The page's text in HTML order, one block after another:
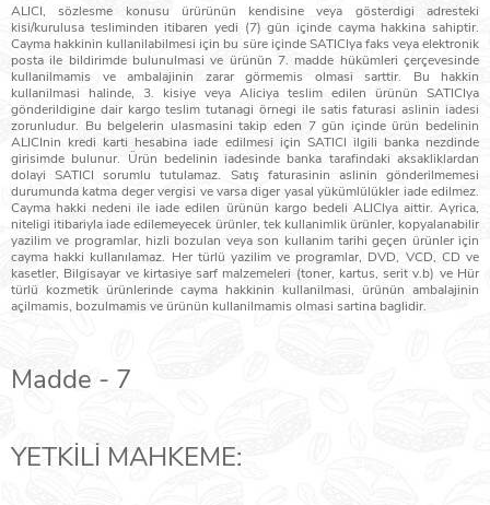
ALICI, sözlesme konusu ürürünün kendisine veya gösterdigi adresteki
kisi/kurulusa tesliminden itibaren yedi (7) gün içinde cayma hakkina sahiptir.
Cayma hakkinin kullanilabilmesi için bu süre içinde SATICIya faks veya elektronik
posta ile bildirimde bulunulmasi ve ürünün 7. madde hükümleri çerçevesinde
kullanilmamis ve ambalajinin zarar görmemis olmasi sarttir. Bu hakkin
kullanilmasi halinde, 3. kisiye veya Aliciya teslim edilen ürünün SATICIya
gönderildigine dair kargo teslim tutanagi örnegi ile satis faturasi aslinin iadesi
zorunludur. Bu belgelerin ulasmasini takip eden 7 gün içinde ürün bedelinin
ALICInin kredi karti hesabina iade edilmesi için SATICI ilgili banka nezdinde
girisimde bulunur. Ürün bedelinin iadesinde banka tarafindaki aksakliklardan
dolayi SATICI sorumlu tutulamaz. Satış faturasinin aslinin gönderilmemesi
durumunda katma deger vergisi ve varsa diger yasal yükümlülükler iade edilmez.
Cayma hakki nedeni ile iade edilen ürünün kargo bedeli ALICIya aittir. Ayrica,
niteligi itibariyla iade edilemeyecek ürünler, tek kullanimlik ürünler, kopyalanabilir
yazilim ve programlar, hizli bozulan veya son kullanim tarihi geçen ürünler için
cayma hakki kullanılamaz. Her türlü yazilim ve programlar, DVD, VCD, CD ve
kasetler, Bilgisayar ve kirtasiye sarf malzemeleri (toner, kartus, serit v.b) ve Hür
türlü kozmetik ürünlerinde cayma hakkinin kullanilmasi, ürünün ambalajinin
açilmamis, bozulmamis ve ürünün kullanilmamis olmasi sartina baglidir.
Madde - 7
YETKİLİ MAHKEME: